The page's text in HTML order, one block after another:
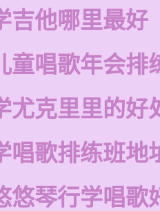
吉他哪里最好
童唱歌年会排
尤克里里的好
唱歌排练班地
悠琴行学唱歌